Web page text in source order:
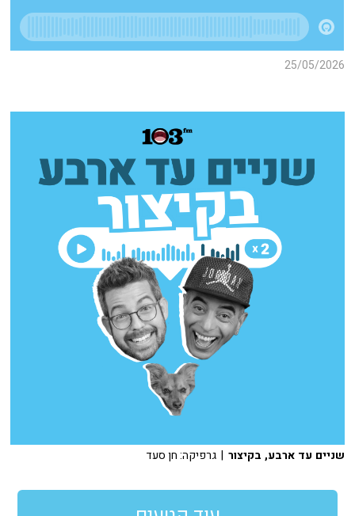
25/05/2026
שניים עד ארבע, בקיצור | גרפיקה: חן סעד